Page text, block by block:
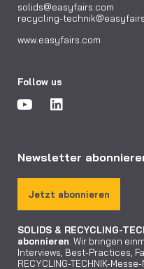
solids@easyfairs.com
recycling-
www.easyfairs.com
Follow us
Newsletter
Jetzt abonnieren
SOLIDS & RECYCLING-
abonnieren . Wir bringen
Interviews, Best-Practices,
RECYCLING-TECHNIK-